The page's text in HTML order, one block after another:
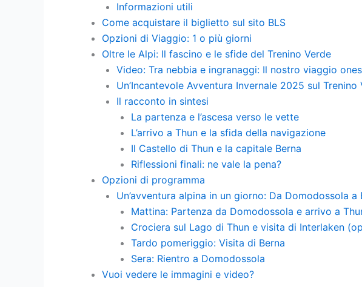
Informazioni utili
Come acquistare il biglietto sul sito BLS
Opzioni di Viaggio: 1 o più giorni
Oltre le Alpi: Il fascino e le sfide del Trenino Verde
Video: Tra nebbia e ingranaggi: Il nostro viaggio
Un’Incantevole Avventura Invernale 2025 sul
Il racconto in sintesi
La partenza e l’ascesa verso le vette
L’arrivo a Thun e la sfida della navigazione
Il Castello di Thun e la capitale Berna
Riflessioni finali: ne vale la pena?
Opzioni di programma
Un’avventura alpina in un giorno: Da Domodossola
Mattina: Partenza da Domodossola e arrivo a
Crociera sul Lago di Thun e visita di Interlaken
Tardo pomeriggio: Visita di Berna
Sera: Rientro a Domodossola
Vuoi vedere le immagini e video?